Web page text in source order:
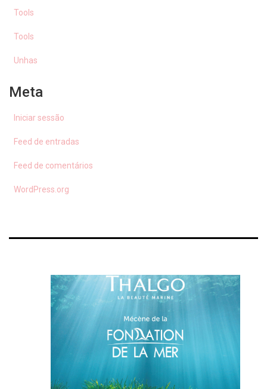
Tools
Tools
Unhas
Meta
Iniciar sessão
Feed de entradas
Feed de comentários
WordPress.org